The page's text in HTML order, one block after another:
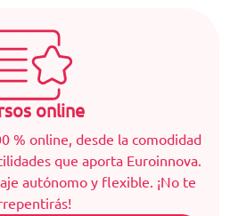
online
% online, desde la comodidad
que aporta Euroinnova.
autónomo y flexible. ¡No te